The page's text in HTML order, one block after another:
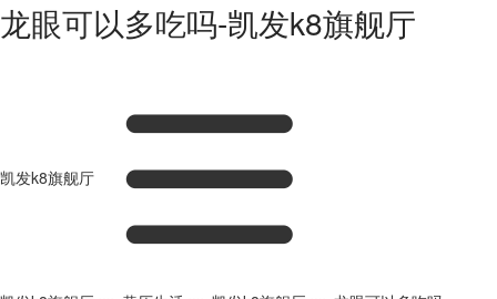
龙眼可以多吃吗-凯发k8旗舰厅
凯发k8旗舰厅